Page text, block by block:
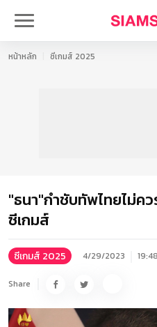
หน้าหลัก ซีเกมส์ 2025
"ธนา"กำชับทัพไทยไม่ค
ซีเกมส์
ซีเกมส์ 2025 4/29/2023 19:48
Share